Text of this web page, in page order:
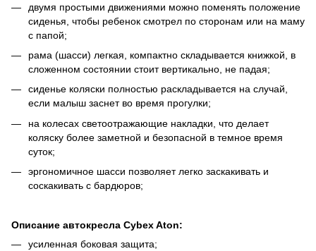
двумя простыми движениями можно поменять положение
сиденья, чтобы ребенок смотрел по сторонам или на маму
с папой;
рама (шасси) легкая, компактно складывается книжкой, в
сложенном состоянии стоит вертикально, не падая;
сиденье коляски полностью раскладывается на случай,
если малыш заснет во время прогулки;
на колесах светоотражающие накладки, что делает
коляску более заметной и безопасной в темное время
суток;
эргономичное шасси позволяет легко заскакивать и
соскакивать с бардюров;
Описание автокресла Cybex Aton:
усиленная боковая защита;